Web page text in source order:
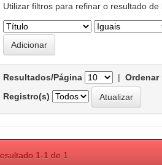
Utilizar filtros para refinar o resultado de
Resultados/Página |
Registro(s)
1-1 de 1.